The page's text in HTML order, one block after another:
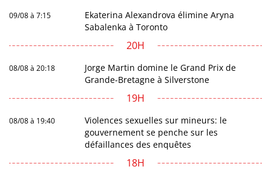
09/08 à 7:15
Ekaterina Alexandrova élimine Aryna
Sabalenka à Toronto
20H
08/08 à 20:18
Jorge Martin domine le Grand Prix de
Grande-Bretagne à Silverstone
19H
08/08 à 19:40
Violences sexuelles sur mineurs: le
gouvernement se penche sur les
défaillances des enquêtes
18H